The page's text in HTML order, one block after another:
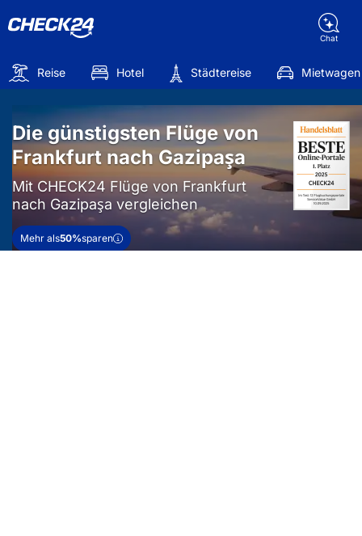
Chat
Reise Hotel Städtereise Mietwagen
Die günstigsten Flüge von
Frankfurt nach Gazipaşa
Mit CHECK24 Flüge von Frankfurt
nach Gazipaşa vergleichen
Mehr als50%sparen